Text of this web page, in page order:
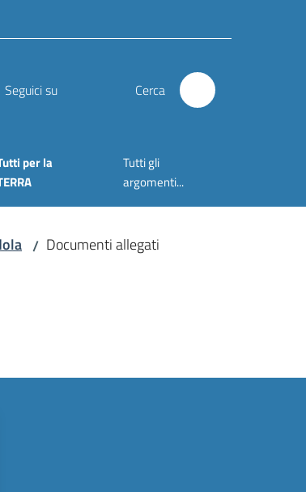
Seguici su Cerca
per la
Tutti gli
argomenti...
/ Documenti allegati